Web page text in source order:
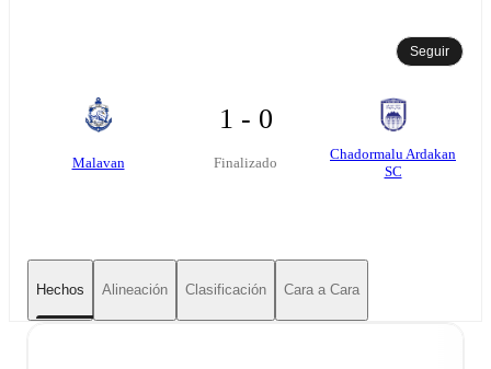
Seguir
Malavan
1 - 0
Finalizado
Chadormalu Ardakan
SC
Hechos Alineación Clasificación Cara a Cara